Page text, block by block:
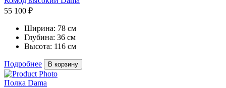
55 100 ₽
Ширина: 78 см
Глубина: 36 см
Высота: 116 см
Подробнее В корзину
Полка Dama